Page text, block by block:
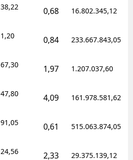
38,22 0,68 16.802.345,12
1,20 0,84 233.667.843,05
67,30 1,97 1.207.037,60
47,80 4,09 161.978.581,62
91,05 0,61 515.063.874,05
24,56 2,33 29.375.139,12